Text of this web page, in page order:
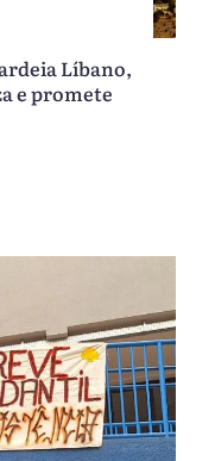
Líbano,
e promete